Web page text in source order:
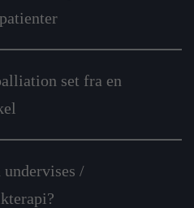
set fra en
undervises /